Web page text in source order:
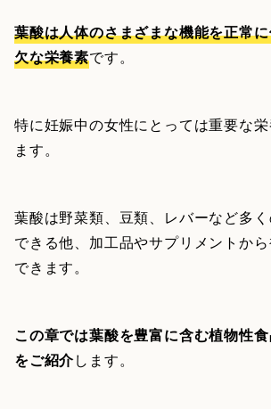
葉酸は人体のさまざまな機能を正常
欠な栄養素です。
特に妊娠中の女性にとっては重要な
ます。
葉酸は野菜類、豆類、レバーなど多
できる他、加工品やサプリメントか
できます。
この章では葉酸を豊富に含む植物性
をご紹介します。